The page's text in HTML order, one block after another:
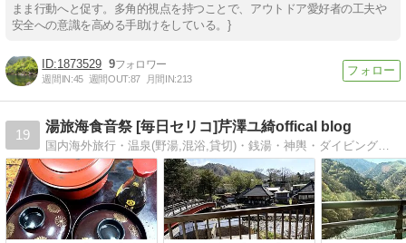
まま行動へと促す。多角的視点を持つことで、アウトドア愛好者の工夫や
安全への意識を高める手助けをしている。}
1873529 9
週間IN:45 週間OUT:87 月間IN:213
19
湯旅海食音祭 [毎日セリコ]芹澤ユ綺offical blog
国内海外旅行・温泉(野湯,混浴,貸切)・銭湯・神輿・ダイビング・食の事など。温泉ソムリエ。雅楽演奏。